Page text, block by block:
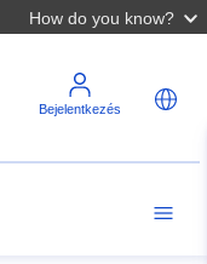
How do you know?
Bejelentkezés